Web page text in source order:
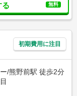
る 無料
初期費用に注目
/熊野前駅 徒歩2分